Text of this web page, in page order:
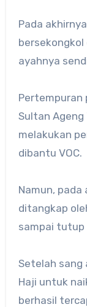
Pada
bersekongkol
ayahnya
Pertempuran
Sultan
melakukan
dibantu VOC.
Namun,
ditangkap
sampai tutup
Setelah sang
Haji untuk
berhasil